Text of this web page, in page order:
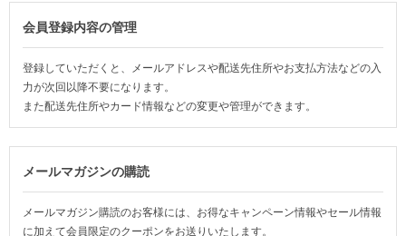
会員登録内容の管理
登録していただくと、メールアドレスや配送先住所やお支払方法などの入
力が次回以降不要になります。
また配送先住所やカード情報などの変更や管理ができます。
メールマガジンの購読
メールマガジン購読のお客様には、お得なキャンペーン情報やセール情報
に加えて会員限定のクーポンをお送りいたします。